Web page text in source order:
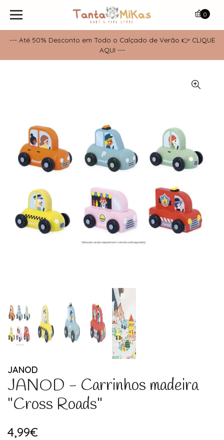
--- Até 50% Desconto em Todo o Calçado de Verão 👉 CLIQUE
AQUI ---
0
JANOD
JANOD - Carrinhos madeira
"Cross Roads"
4,99€